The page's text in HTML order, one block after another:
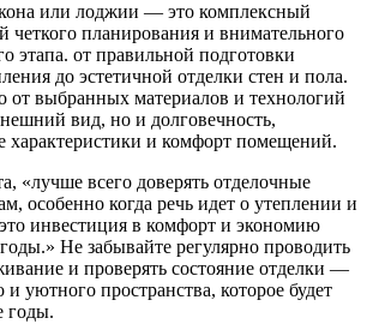
или лоджии — это комплексный
четкого планирования и внимательного
этапа. от правильной подготовки
до эстетичной отделки стен и пола.
от выбранных материалов и технологий
вид, но и долговечность,
характеристики и комфорт помещений.
«лучше всего доверять отделочные
особенно когда речь идет о утеплении и
инвестиция в комфорт и экономию
Не забывайте регулярно проводить
и проверять состояние отделки —
и уютного пространства, которое будет
годы.